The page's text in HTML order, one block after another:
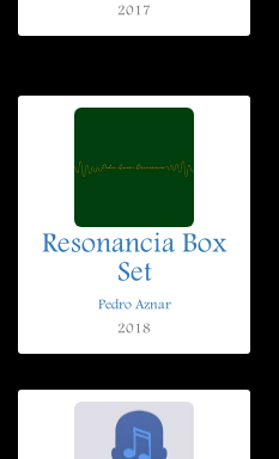
2017
Resonancia Box
Set
Pedro Aznar
2018